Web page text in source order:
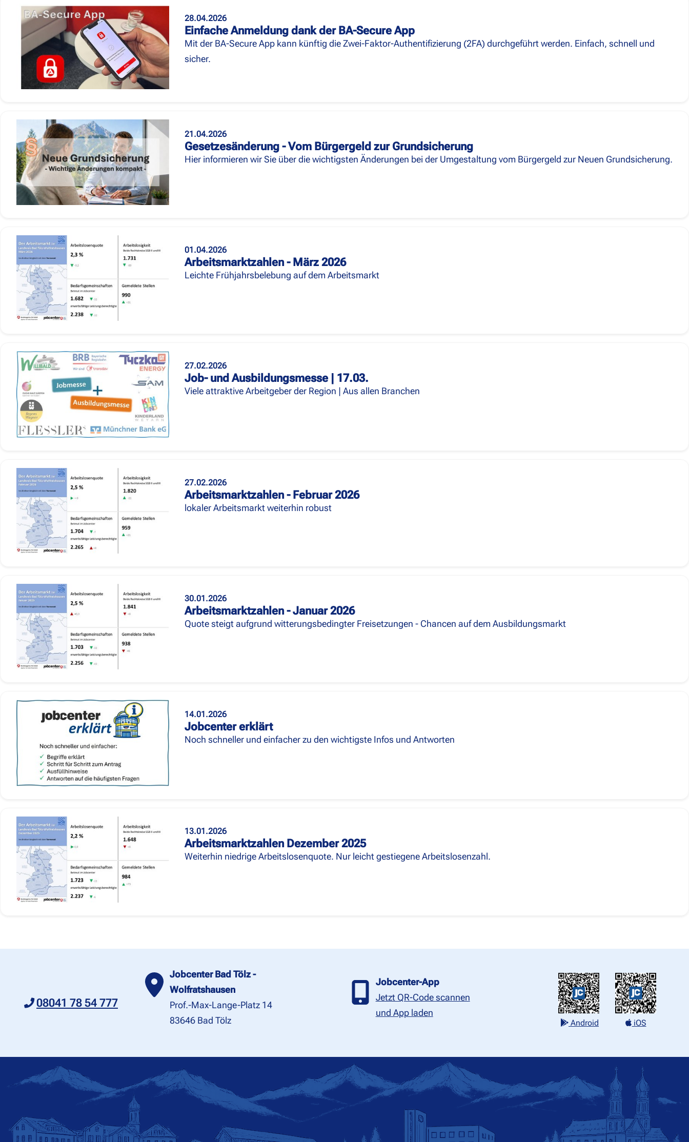
28.04.2026
Einfache Anmeldung dank der BA-Secure App
Mit der BA-Secure App kann künftig die Zwei-Faktor-Authentifizierung (2FA) durchgeführt werden. Einfach, schnell und
sicher.
21.04.2026
Gesetzesänderung - Vom Bürgergeld zur Grundsicherung
Hier informieren wir Sie über die wichtigsten Änderungen bei der Umgestaltung vom Bürgergeld zur Neuen Grundsicherung.
01.04.2026
Arbeitsmarktzahlen - März 2026
Leichte Frühjahrsbelebung auf dem Arbeitsmarkt
27.02.2026
Job- und Ausbildungsmesse | 17.03.
Viele attraktive Arbeitgeber der Region | Aus allen Branchen
27.02.2026
Arbeitsmarktzahlen - Februar 2026
lokaler Arbeitsmarkt weiterhin robust
30.01.2026
Arbeitsmarktzahlen - Januar 2026
Quote steigt aufgrund witterungsbedingter Freisetzungen - Chancen auf dem Ausbildungsmarkt
14.01.2026
Jobcenter erklärt
Noch schneller und einfacher zu den wichtigste Infos und Antworten
13.01.2026
Arbeitsmarktzahlen Dezember 2025
Weiterhin niedrige Arbeitslosenquote. Nur leicht gestiegene Arbeitslosenzahl.
08041 78 54 777
Jobcenter Bad Tölz -
Wolfratshausen
Prof.-Max-Lange-Platz 14
83646 Bad Tölz
Jobcenter-App
Jetzt QR-Code scannen
und App laden
Android iOS